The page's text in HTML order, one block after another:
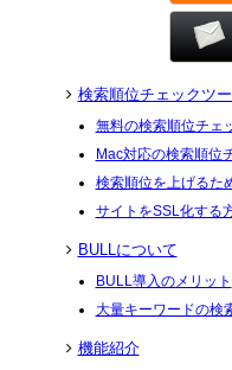
検索順位チェックツ
無料の検索順位チェ
Mac対応の検索順位
検索順位を上げるた
サイトをSSL化する
BULLについて
BULL導入のメリット
大量キーワードの検
機能紹介